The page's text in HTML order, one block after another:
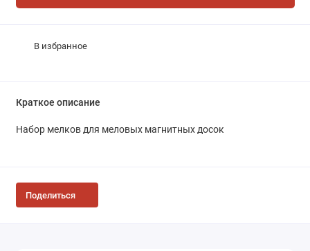
В избранное
Краткое описание
Набор мелков для меловых магнитных досок
Поделиться